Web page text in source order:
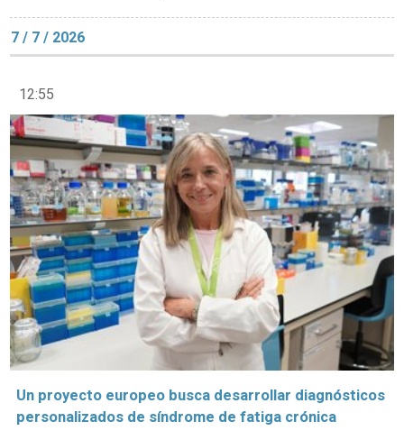
7 / 7 / 2026
12:55
Un proyecto europeo busca desarrollar diagnósticos
personalizados de síndrome de fatiga crónica